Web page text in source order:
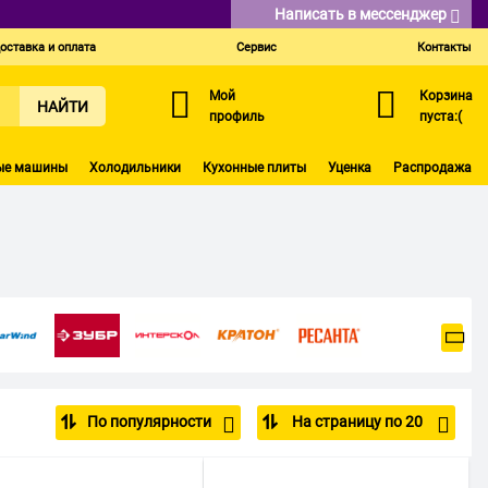
Написать в мессенджер
и оплата Сервис Контакты
НАЙТИ
Мой
профиль
Корзина
пуста:(
машины Холодильники Кухонные плиты Уценка Распродажа
По популярности На страницу по 20